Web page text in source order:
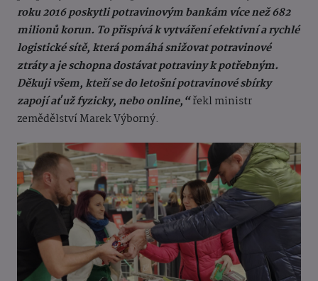
roku 2016 poskytli potravinovým bankám více než 682
milionů korun. To přispívá k vytváření efektivní a rychlé
logistické sítě, která pomáhá snižovat potravinové
ztráty a je schopna dostávat potraviny k potřebným.
Děkuji všem, kteří se do letošní potravinové sbírky
zapojí ať už fyzicky, nebo online,“řekl ministr
zemědělství Marek Výborný.